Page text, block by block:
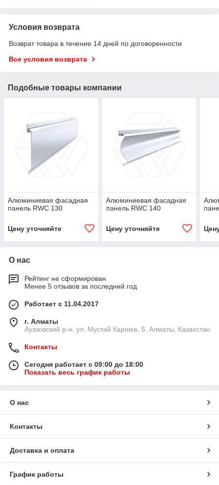
Условия возврата
Возврат товара в течение 14 дней по договоренности
Все условия возврата
Подобные товары компании
Алюминиевая фасадная
панель RWC 130
Цену уточняйте
Алюминиевая фасадная
панель RWC 140
Цену уточняйте
О нас
Рейтинг не сформирован
Менее 5 отзывов за последний год
Работает с 11.04.2017
г. Алматы
​Ауэзовский р-н, ул. Мустай Карима, 5, Алматы, Казахстан
Контакты
Сегодня работает с 09:00 до 18:00
Показать весь график работы
О нас
Контакты
Доставка и оплата
График работы